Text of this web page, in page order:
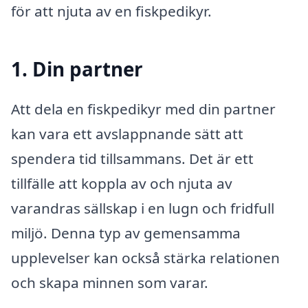
för att njuta av en fiskpedikyr.
1. Din partner
Att dela en fiskpedikyr med din partner
kan vara ett avslappnande sätt att
spendera tid tillsammans. Det är ett
tillfälle att koppla av och njuta av
varandras sällskap i en lugn och fridfull
miljö. Denna typ av gemensamma
upplevelser kan också stärka relationen
och skapa minnen som varar.